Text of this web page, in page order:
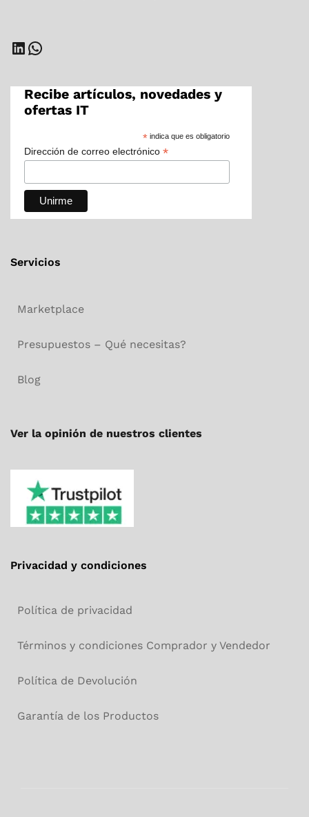
Recibe artículos, novedades y
ofertas IT
*indica que es obligatorio
Dirección de correo electrónico *
Servicios
Marketplace
Presupuestos – Qué necesitas?
Blog
Ver la opinión de nuestros clientes
Privacidad y condiciones
Política de privacidad
Términos y condiciones Comprador y Vendedor
Política de Devolución
Garantía de los Productos